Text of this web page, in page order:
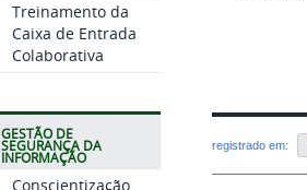
Treinamento da
Caixa de Entrada
Colaborativa
GESTÃO DE
SEGURANÇA DA
INFORMAÇÃO
Conscientização
registrado em: